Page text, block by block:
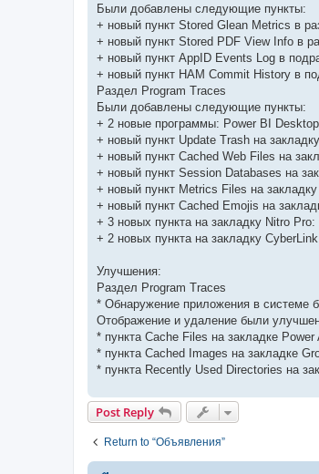
Были добавлены следующие пункты:
+ новый пункт Stored Glean Metrics в
+ новый пункт Stored PDF View Info в
+ новый пункт AppID Events Log в
+ новый пункт HAM Commit History в
Раздел Program Traces
Были добавлены следующие пункты:
+ 2 новые программы: Power BI
+ новый пункт Update Trash на
+ новый пункт Cached Web Files на
+ новый пункт Session Databases на
+ новый пункт Metrics Files на
+ новый пункт Cached Emojis на
+ 3 новых пункта на закладку Nitro
+ 2 новых пункта на закладку
Улучшения:
Раздел Program Traces
* Обнаружение приложения в системе
Отображение и удаление были
* пункта Cache Files на закладке Power
* пункта Cached Images на закладке
* пункта Recently Used Directories на
Post Reply
Return to “Объявления”